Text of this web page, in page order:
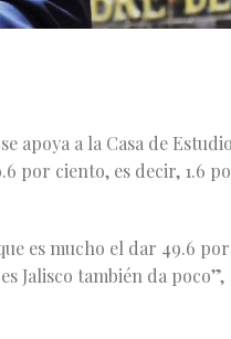
apoya a la Casa de Estudio
por ciento, es decir, 1.6
es mucho el dar 49.6 por
Jalisco también da poco”,